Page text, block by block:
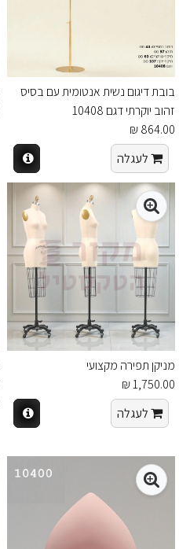
בובת דיגום נשית אנטומית עם בסיס
זהוב יוקרתי דגם 10408
864.00 ₪
לעגלה
מניקן תפירה מקצועי
1,750.00 ₪
לעגלה